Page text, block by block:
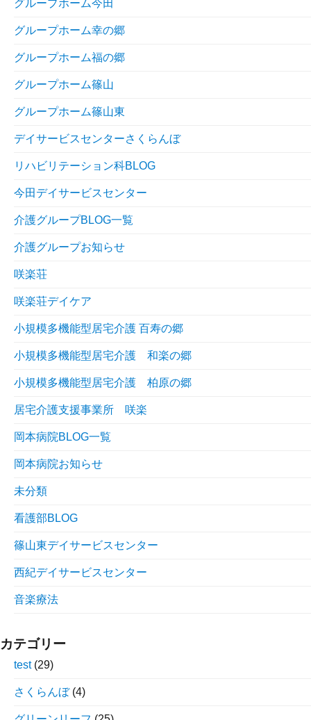
グループホーム今田
グループホーム幸の郷
グループホーム福の郷
グループホーム篠山
グループホーム篠山東
デイサービスセンターさくらんぼ
リハビリテーション科BLOG
今田デイサービスセンター
介護グループBLOG一覧
介護グループお知らせ
咲楽荘
咲楽荘デイケア
小規模多機能型居宅介護 百寿の郷
小規模多機能型居宅介護 和楽の郷
小規模多機能型居宅介護 柏原の郷
居宅介護支援事業所 咲楽
岡本病院BLOG一覧
岡本病院お知らせ
未分類
看護部BLOG
篠山東デイサービスセンター
西紀デイサービスセンター
音楽療法
カテゴリー
test(29)
さくらんぼ(4)